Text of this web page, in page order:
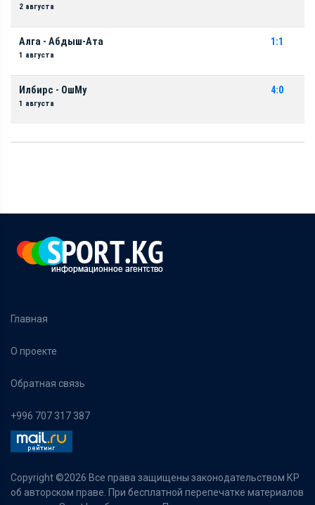
2 августа
Алга - Абдыш-Ата
1 августа
1:1
Илбирс - ОшМу
1 августа
4:0
Главная
О проекте
Обратная связь
+996 707 317 387
Copyright ©2026 Все права защищены законодательством КР
об авторском праве. При бесплатной перепечатке материалов